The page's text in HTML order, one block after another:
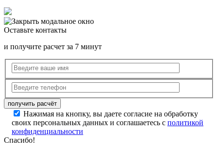
Оставьте контакты
и получите расчет за 7 минут
Нажимая на кнопку, вы даете согласие на обработку
своих персональных данных и соглашаетесь с политикой
конфиденциальности
Спасибо!